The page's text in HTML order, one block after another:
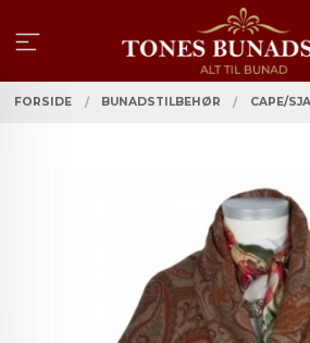
innholdet
FORSIDE BUNADSTILBEHØR CAPE/